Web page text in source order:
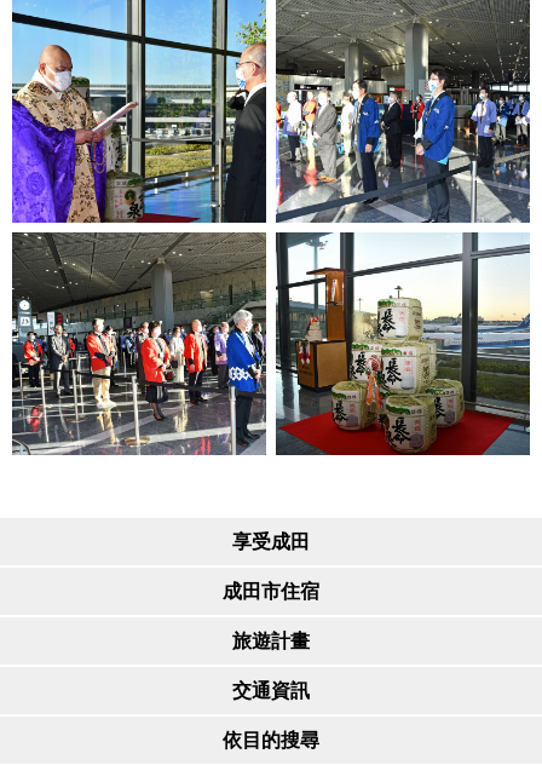
享受成田
成田市住宿
旅遊計畫
交通資訊
依目的搜尋